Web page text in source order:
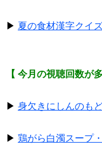
▶ 夏の食材漢字クイ
【 今月の視聴回数が
▶ 身欠きにしんのも
▶ 鶏がら白濁スープ